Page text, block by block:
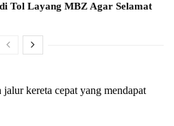
Tol Layang MBZ Agar Selamat
kereta cepat yang mendapat